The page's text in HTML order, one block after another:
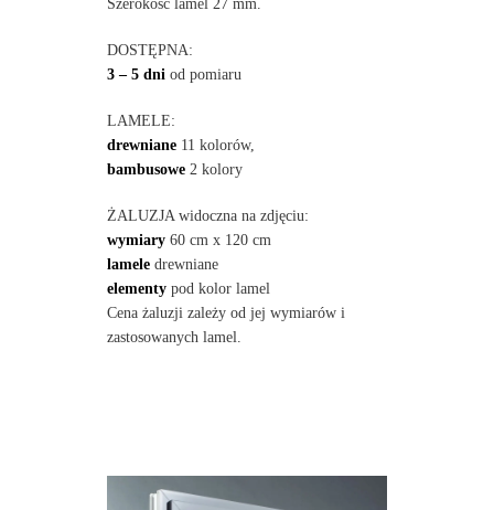
Szerokość lamel 27 mm.
DOSTĘPNA:
3 – 5 dniod pomiaru
LAMELE:
drewniane11 kolorów,
bambusowe2 kolory
ŻALUZJA widoczna na zdjęciu:
wymiary60 cm x 120 cm
lameledrewniane
elementypod kolor lamel
Cena żaluzji zależy od jej wymiarów i
zastosowanych lamel.